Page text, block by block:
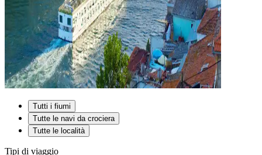
Tutti i fiumi
Tutte le navi da crociera
Tutte le località
Tipi di viaggio